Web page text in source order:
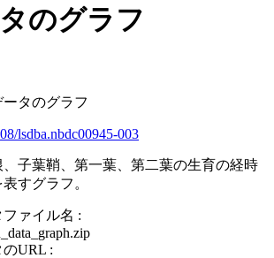
のグラフ
タのグラフ
lsdba.nbdc00945-003
、子葉鞘、第一葉、第二葉の生育の経時
すグラフ。
ファイル名 :
のURL :